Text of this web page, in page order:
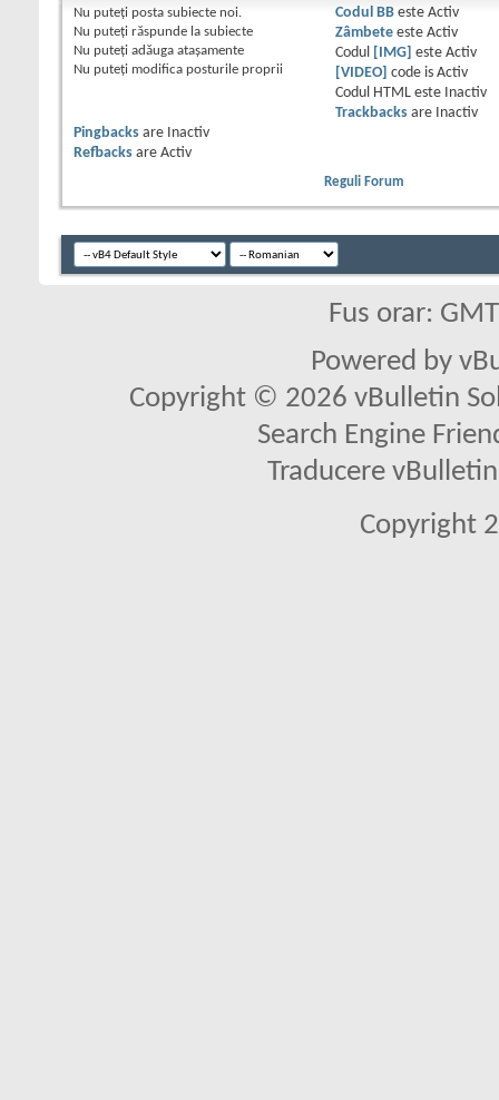
Nu puteţi posta subiecte noi.
Nu puteţi răspunde la subiecte
Nu puteţi adăuga ataşamente
Nu puteţi modifica posturile proprii
Codul BBeste Activ
Zâmbeteeste Activ
Codul
[IMG] este Activ
[VIDEO]
code is Activ
Codul HTML este
Inactiv
Trackbacksare
Inactiv
Pingbacks are
Inactiv
Refbacks are Activ
Reguli Forum
Fus orar:
Powered by
Copyright © 2026 vBulletin
Search Engine
Traducere
Copyright